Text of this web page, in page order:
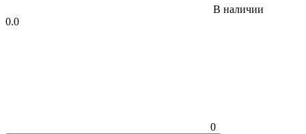
В наличии
0.0
0